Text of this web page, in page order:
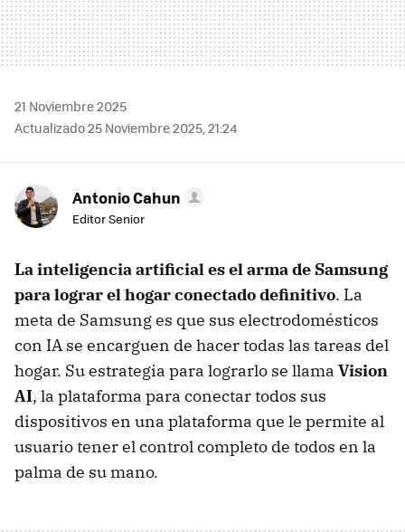
21 Noviembre 2025
Actualizado 25 Noviembre 2025, 21:24
Antonio Cahun
Editor Senior
Lainteligencia artificial es el arma de Samsung
para lograr el hogar conectado definitivo. La
meta de Samsung es que sus electrodomésticos
con IA se encarguen de hacer todas las tareas del
hogar. Su estrategia para lograrlo se llama Vision
AI, la plataforma para conectar todos sus
dispositivos en una plataforma que le permite al
usuario tener el control completo de todos en la
palma de su mano.